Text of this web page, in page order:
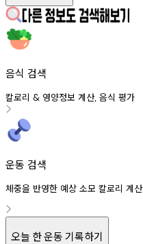
음식 검색
칼로리 & 영양정보 계산, 음식 평가
운동 검색
체중을 반영한 예상 소모 칼로리 계산
오늘 한 운동 기록하기